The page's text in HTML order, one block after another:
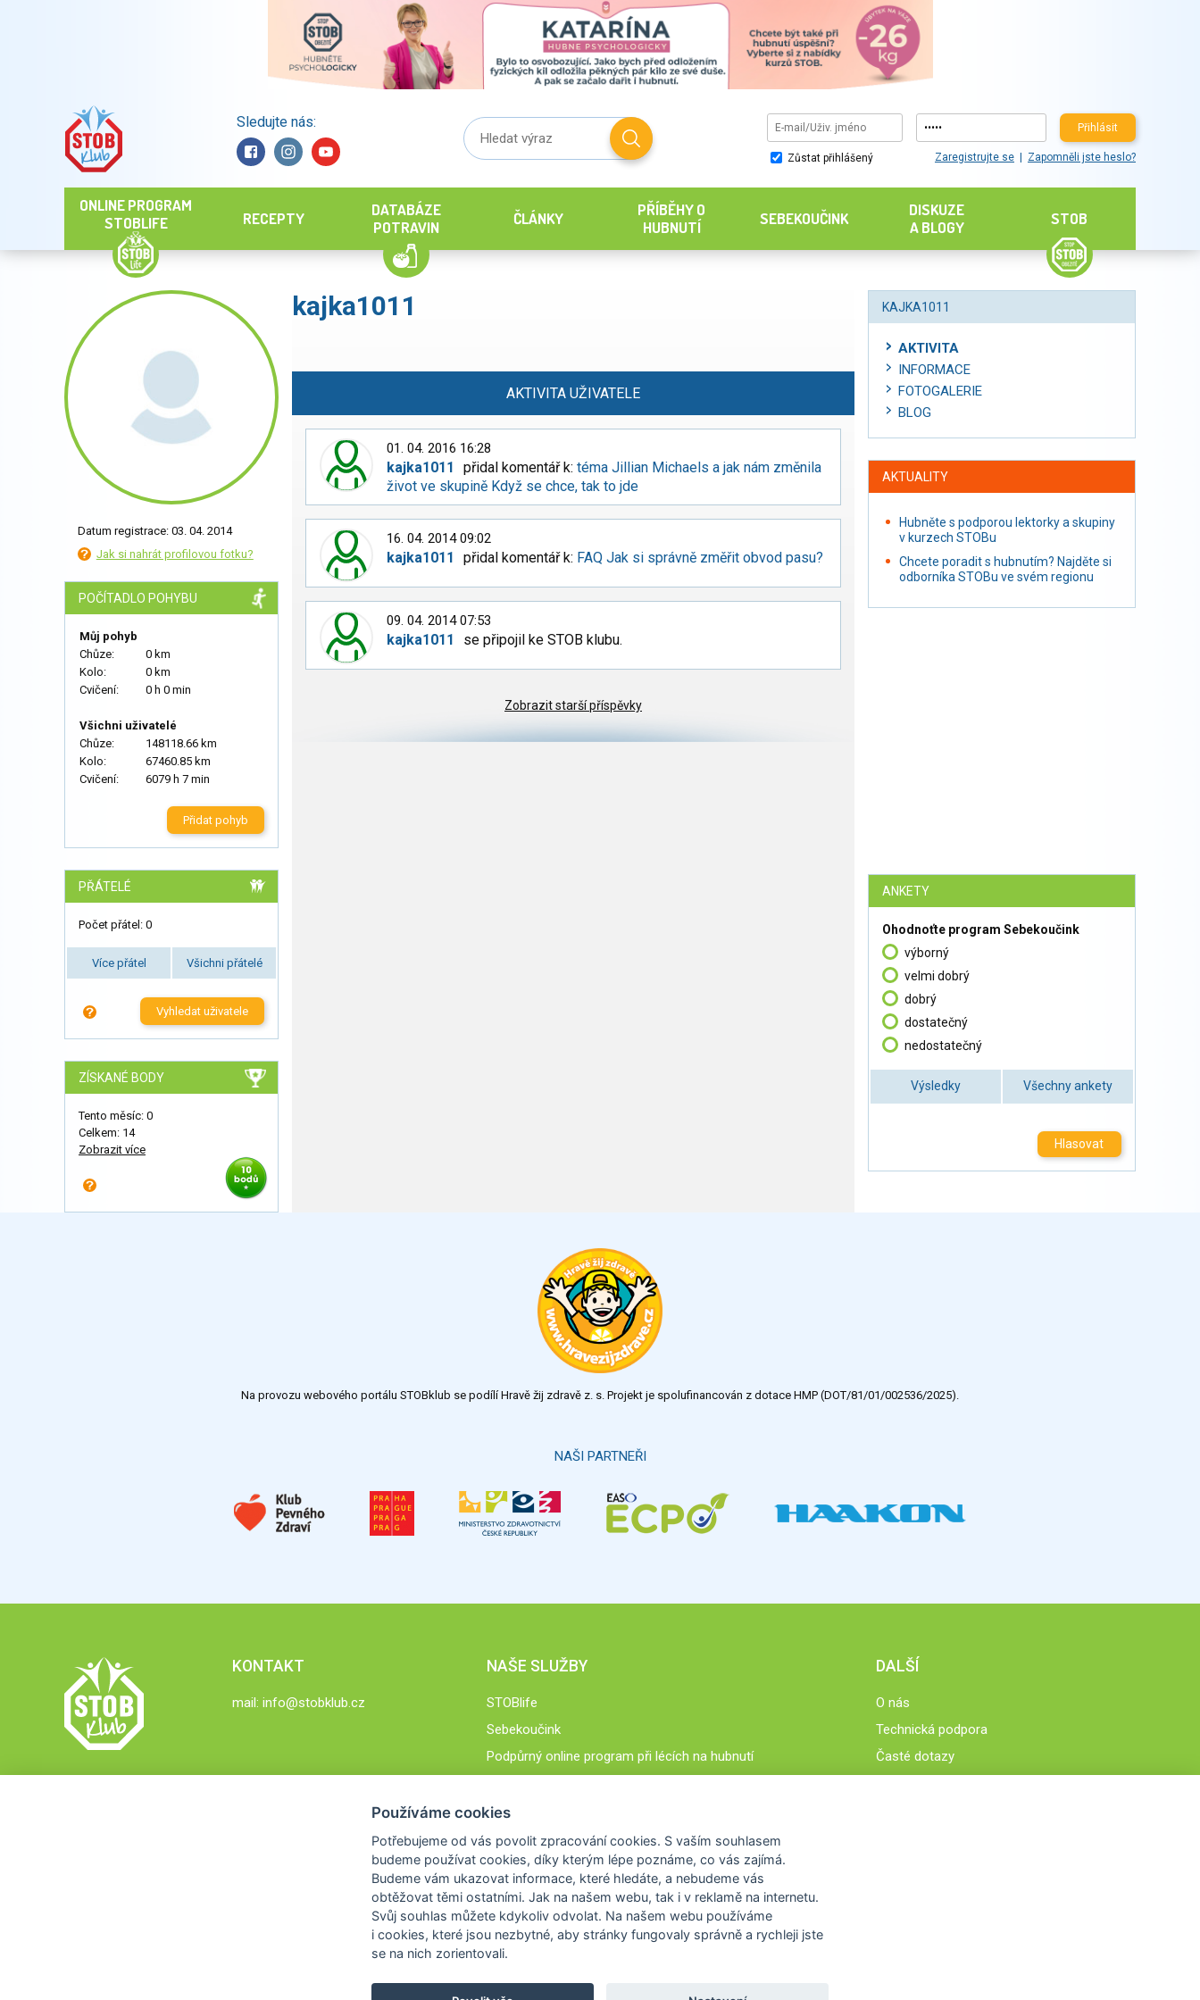
Sledujte nás: Přihlásit
Zůstat přihlášený Zaregistrujte se Zapomněli jste heslo?
ONLINE PROGRAM
STOBLIFE
RECEPTY
DATABÁZE
POTRAVIN
ČLÁNKY
PŘÍBĚHY O
HUBNUTÍ
SEBEKOUČINK
DISKUZE
A BLOGY
STOB
Datum registrace: 03. 04. 2014
Jak si nahrát profilovou fotku?
POČÍTADLO POHYBU
Můj pohyb
Chůze:
0 km
Kolo:
0 km
Cvičení:
0 h 0 min
Všichni uživatelé
Chůze:
148118.66 km
Kolo:
67460.85 km
Cvičení:
6079 h 7 min
Přidat pohyb
PŘÁTELÉ
Počet přátel: 0
Více přátel Všichni přátelé
Vyhledat uživatele
ZÍSKANÉ BODY
Tento měsíc: 0
Celkem: 14
Zobrazit více
kajka1011
AKTIVITA UŽIVATELE
01. 04. 2016 16:28
kajka1011 přidal komentář k:téma Jillian Michaels a jak nám změnila
život ve skupině Když se chce, tak to jde
16. 04. 2014 09:02
kajka1011 přidal komentář k: FAQ Jak si správně změřit obvod pasu?
09. 04. 2014 07:53
kajka1011 se připojil ke STOB klubu.
Zobrazit starší příspěvky
KAJKA1011
AKTIVITA
INFORMACE
FOTOGALERIE
BLOG
AKTUALITY
Hubněte s podporou lektorky a skupiny
v kurzech STOBu
Chcete poradit s hubnutím? Najděte si
odborníka STOBu ve svém regionu
ANKETY
Ohodnoťte program Sebekoučink
výborný
velmi dobrý
dobrý
dostatečný
nedostatečný
Výsledky Všechny ankety
Hlasovat
Na provozu webového portálu STOBklub se podílí Hravě žij zdravě z. s. Projekt je spolufinancován z dotace HMP (DOT/81/01/002536/2025).
NAŠI PARTNEŘI
KONTAKT
mail: info@stobklub.cz
NAŠE SLUŽBY
STOBlife
Sebekoučink
Podpůrný online program při lécích na hubnutí
DALŠÍ
O nás
Technická podpora
Časté dotazy
Používáme cookies
Potřebujeme od vás povolit zpracování cookies. S vaším souhlasem
budeme používat cookies, díky kterým lépe poznáme, co vás zajímá.
Budeme vám ukazovat informace, které hledáte, a nebudeme vás
obtěžovat těmi ostatními. Jak na našem webu, tak i v reklamě na internetu.
Svůj souhlas můžete kdykoliv odvolat. Na našem webu používáme
i cookies, které jsou nezbytné, aby stránky fungovaly správně a rychleji jste
se na nich zorientovali.